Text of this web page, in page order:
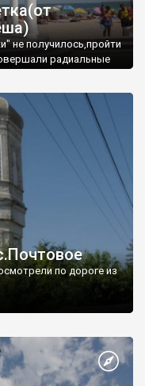
не получилось,пройти
радиальные
по дороге из